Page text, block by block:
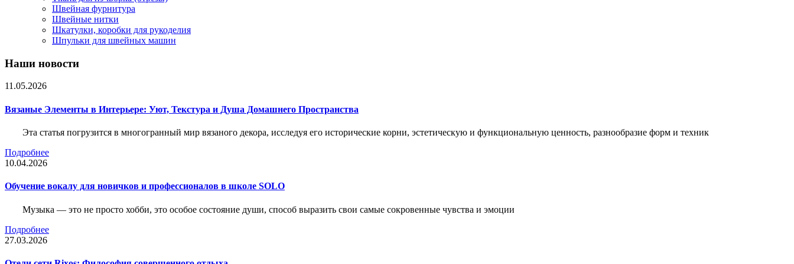
Швейная фурнитура
Швейные нитки
Шкатулки, коробки для рукоделия
Шпульки для швейных машин
Наши новости
11.05.2026
Вязаные Элементы в Интерьере: Уют, Текстура и Душа Домашнего Пространства
Эта статья погрузится в многогранный мир вязаного декора, исследуя его исторические корни, эстетическую и функциональную ценность, разнообразие форм и техник
Подробнее
10.04.2026
Обучение вокалу для новичков и профессионалов в школе SOLO
Музыка — это не просто хобби, это особое состояние души, способ выразить свои самые сокровенные чувства и эмоции
Подробнее
27.03.2026